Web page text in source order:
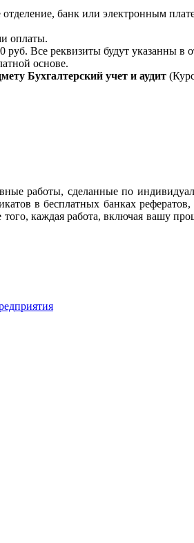
банк или электронным
оплаты.
руб. Все реквизиты будут указанны в
основе.
Бухгалтерский учет и аудит
работы, сделанные по
в бесплатных банках рефератов,
каждая работа, включая вашу